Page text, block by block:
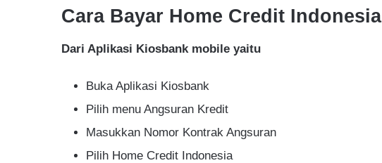
Cara Bayar Home Credit Indonesia
Dari Aplikasi Kiosbank mobile yaitu
Buka Aplikasi Kiosbank
Pilih menu Angsuran Kredit
Masukkan Nomor Kontrak Angsuran
Pilih Home Credit Indonesia